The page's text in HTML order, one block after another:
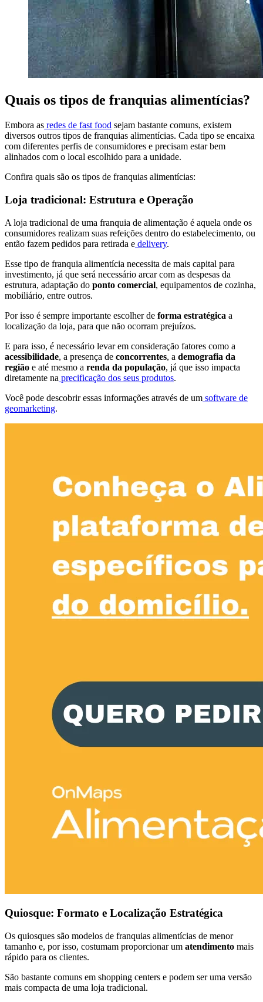
Quais os tipos de franquias alimentícias?
Embora as redes de fast food sejam bastante comuns, existem
diversos outros tipos de franquias alimentícias. Cada tipo se encaixa
com diferentes perfis de consumidores e precisam estar bem
alinhados com o local escolhido para a unidade.
Confira quais são os tipos de franquias alimentícias:
Loja tradicional: Estrutura e Operação
A loja tradicional de uma franquia de alimentação é aquela onde os
consumidores realizam suas refeições dentro do estabelecimento, ou
então fazem pedidos para retirada e delivery.
Esse tipo de franquia alimentícia necessita de mais capital para
investimento, já que será necessário arcar com as despesas da
estrutura, adaptação do ponto comercial, equipamentos de cozinha,
mobiliário, entre outros.
Por isso é sempre importante escolher de forma estratégica a
localização da loja, para que não ocorram prejuízos.
E para isso, é necessário levar em consideração fatores como a
acessibilidade, a presença de concorrentes, a demografia da
região e até mesmo a renda da população, já que isso impacta
diretamente na precificação dos seus produtos.
Você pode descobrir essas informações através de um software de
geomarketing.
Quiosque: Formato e Localização Estratégica
Os quiosques são modelos de franquias alimentícias de menor
tamanho e, por isso, costumam proporcionar um atendimento mais
rápido para os clientes.
São bastante comuns em shopping centers e podem ser uma versão
mais compacta de uma loja tradicional.